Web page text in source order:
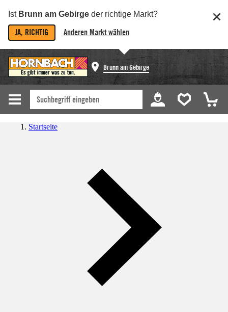
Ist Brunn am Gebirge der richtige Markt?
JA, RICHTIG Anderen Markt wählen
Brunn am Gebirge
Startseite